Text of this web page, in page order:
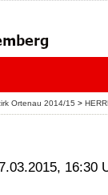
Ortenau 2014/15 >
16:30